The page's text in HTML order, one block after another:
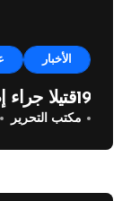
الأخبار
19قتيلا جراء إطلاق نار في وسط المكسيك
مكتب التحرير